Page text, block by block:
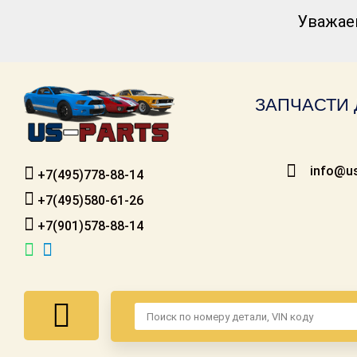
ЗАПЧАСТИ
+7(495)778-88-14
+7(495)580-61-26
+7(901)578-88-14
Доставка